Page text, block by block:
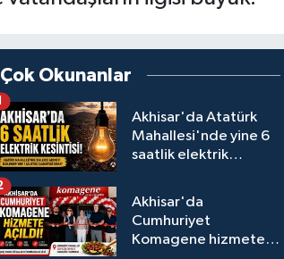
Çok Okunanlar
Akhisar'da Atatürk
Mahallesi'nde yine 6
saatlik elektrik
Akhisar'da
Cumhuriyet
Komagene hizmete